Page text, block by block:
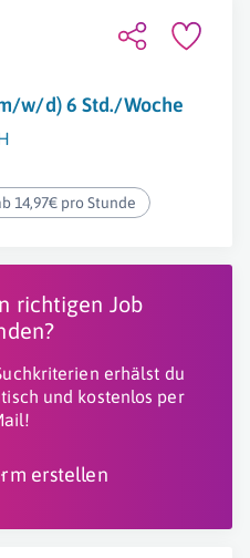
w/d) 6 Std./Woche
14,97€ pro Stunde
richtigen Job
erhälst du
und kostenlos per
erstellen